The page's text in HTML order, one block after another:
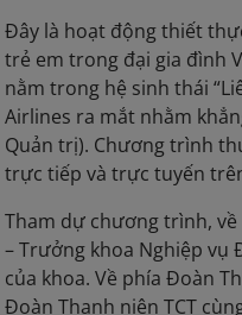
Đây là hoạt động thiết
trẻ em trong đại gia đình
nằm trong hệ sinh thái
Airlines ra mắt nhằm
Quản trị). Chương trình
trực tiếp và trực tuyến
Tham dự chương trình, về
– Trưởng khoa Nghiệp vụ
của khoa. Về phía Đoàn
Đoàn Thanh niên TCT